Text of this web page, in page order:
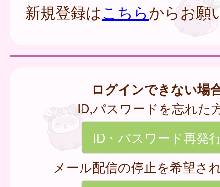
新規登録はこちらからお願
ログインできない場
ID,パスワードを忘れた
ID・パスワード再発
メール配信の停止を希望さ